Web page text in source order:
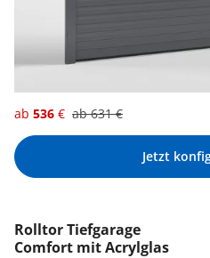
ab 536 € ab631€
Jetzt
Rolltor Tiefgarage
Comfort mit Acrylglas